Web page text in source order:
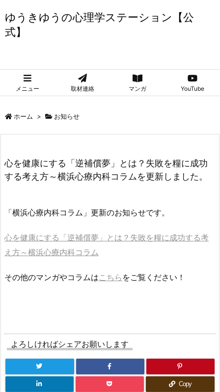
ゆうきゆうの心理学ステーション【公
式】
メニュー 取材連絡 マンガ YouTube
ホーム > お知らせ
心を健康にする「逆補償夢」とは？失敗を糧に成功
する考え方～横浜心療内科コラムを更新しました。
「横浜心療内科コラム」更新のお知らせです。
心を健康にする「逆補償夢」とは？失敗を糧に成功する考
え方～横浜心療内科コラム
その他のマンガやコラムはこちら をご覧ください！
よろしければシェアお願いします
Copy